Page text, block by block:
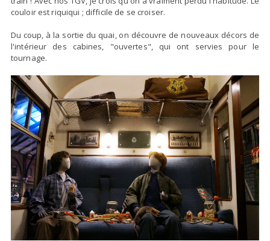
couloir est riquiqui ; difficile de se croiser.
Du coup, à la sortie du quai, on découvre de nouveaux décors de
l'intérieur des cabines, "ouvertes", qui ont servies pour le
tournage.